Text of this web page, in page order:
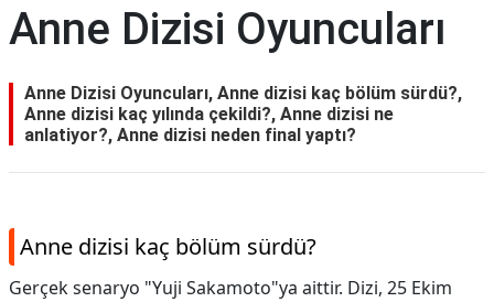
SAĞLIK
Anne Dizisi Oyuncuları
Anne Dizisi Oyuncuları, Anne dizisi kaç bölüm sürdü?,
Anne dizisi kaç yılında çekildi?, Anne dizisi ne
anlatiyor?, Anne dizisi neden final yaptı?
Anne dizisi kaç bölüm sürdü?
Gerçek senaryo "Yuji Sakamoto"ya aittir. Dizi, 25 Ekim